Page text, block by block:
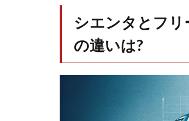
納方
法
は？
1.2
フリ
シエンタとフ
の違いは?